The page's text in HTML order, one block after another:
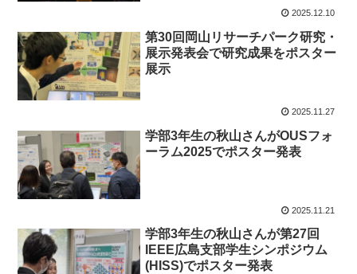
2025.12.10
第30回岡山リサーチパーク研究・
展示発表会で研究成果をポスター
展示
2025.11.27
学部3年生の秋山さんがOUSフォ
ーラム2025でポスター発表
2025.11.21
学部3年生の秋山さんが第27回
IEEE広島支部学生シンポジウム
(HISS)でポスター発表